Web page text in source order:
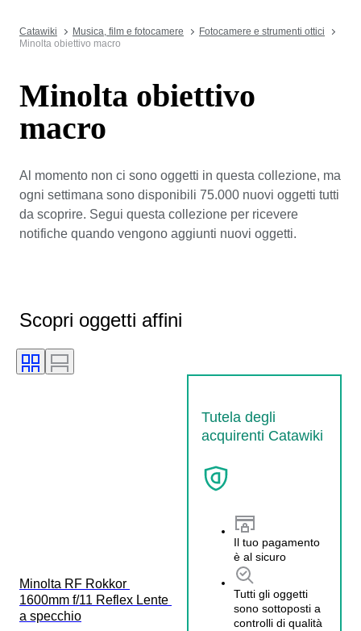
Catawiki Musica, film e fotocamere
Fotocamere e strumenti ottici
Minolta obiettivo macro
Minolta obiettivo
macro
Al momento non ci sono oggetti in questa collezione, ma
ogni settimana sono disponibili 75.000 nuovi oggetti tutti
da scoprire. Segui questa collezione per ricevere
notifiche quando vengono aggiunti nuovi oggetti.
Scopri oggetti affini
Tutela degli
acquirenti Catawiki
Il tuo pagamento
è al sicuro
Tutti gli oggetti
sono sottoposti a
controlli di qualità
Minolta RF Rokkor
1600mm f/11 Reflex Lente
a specchio